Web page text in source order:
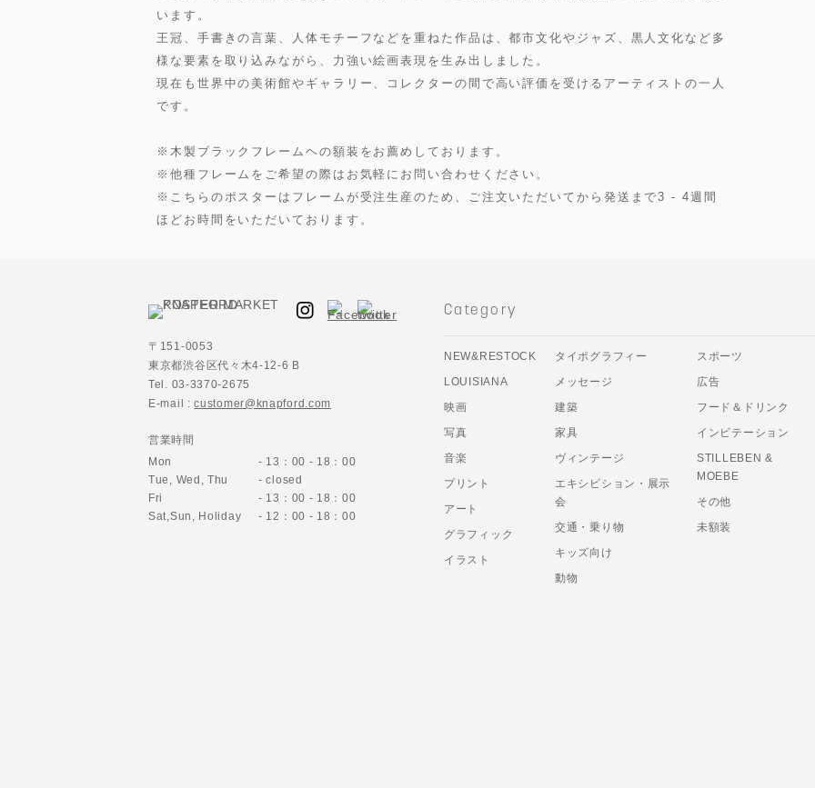
います。
王冠、手書きの言葉、人体モチーフなどを重ねた作品は、都市文化やジャズ、黒人文化など多
様な要素を取り込みながら、力強い絵画表現を生み出しました。
現在も世界中の美術館やギャラリー、コレクターの間で高い評価を受けるアーティストの一人
です。
※木製ブラックフレームヘの額装をお薦めしております。
※他種フレームをご希望の際はお気軽にお問い合わせください。
※こちらのポスターはフレームが受注生産のため、ご注文いただいてから発送まで3 - 4週間
ほどお時間をいただいております。
〒151-0053
東京都渋谷区代々木4-12-6 B
Tel. 03-3370-2675
E-mail :customer@knapford.com
営業時間
Mon
- 13：00 - 18：00
Tue, Wed, Thu
- closed
Fri
- 13：00 - 18：00
Sat,Sun, Holiday - 12：00 - 18：00
Category
NEW&RESTOCK
LOUISIANA
映画
写真
音楽
プリント
アート
グラフィック
イラスト
タイポグラフィー
メッセージ
建築
家具
ヴィンテージ
エキシビション・展示
会
交通・乗り物
キッズ向け
動物
スポーツ
広告
フード＆ドリンク
インビテーション
STILLEBEN &
MOEBE
その他
未額装